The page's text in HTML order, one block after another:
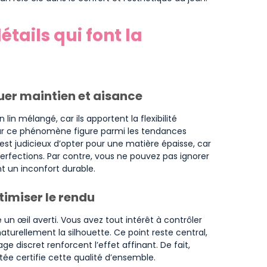
qui font la
maintien et aisance
lin mélangé, car ils apportent la flexibilité
ce phénomène figure parmi les tendances
judicieux d’opter pour une matière épaisse, car
Par contre, vous ne pouvez pas ignorer
un inconfort durable.
le rendu
œil averti. Vous avez tout intérêt à contrôler
la silhouette. Ce point reste central,
discret renforcent l’effet affinant. De fait,
certifie cette qualité d’ensemble.